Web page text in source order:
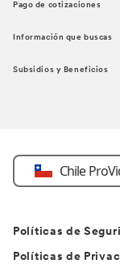
Pago de cotizaciones
Información que buscas
Subsidios y Beneficios
Chile
Políticas de
Políticas de